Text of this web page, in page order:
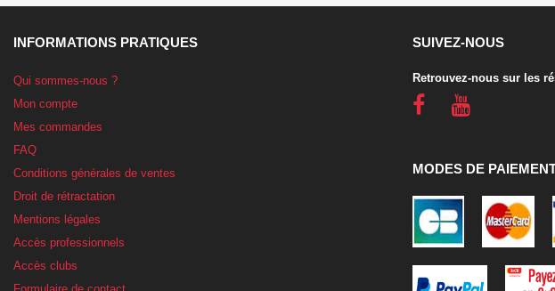
INFORMATIONS PRATIQUES
Qui sommes-nous ?
Mon compte
Mes commandes
FAQ
Conditions générales de ventes
Droit de rétractation
Mentions légales
Accès professionnels
Accès clubs
SUIVEZ-NOUS
Retrouvez-nous sur les
MODES DE